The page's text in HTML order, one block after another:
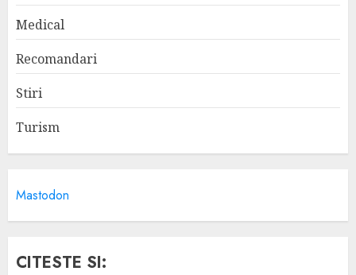
Medical
Recomandari
Stiri
Turism
Mastodon
CITESTE SI: